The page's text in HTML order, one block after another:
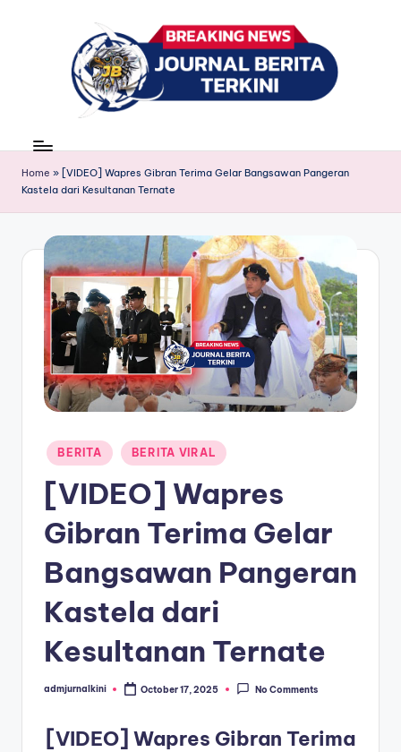
r
n
a
B
ri
news
Home » [VIDEO] Wapres Gibran Terima Gelar Bangsawan Pangeran
Kastela dari Kesultanan Ternate
Posted
in
BERITA BERITA VIRAL
[VIDEO] Wapres
Gibran Terima Gelar
Bangsawan Pangeran
Kastela dari
Kesultanan Ternate
Posted
admjurnalkini October 17, 2025 No Comments
[VIDEO] Wapres Gibran Terima